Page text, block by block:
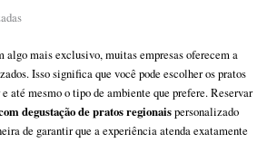
algo mais exclusivo, muitas empresas oferecem a
Isso significa que você pode escolher os pratos
até mesmo o tipo de ambiente que prefere. Reservar
degustação de pratos regionaispersonalizado
de garantir que a experiência atenda exatamente